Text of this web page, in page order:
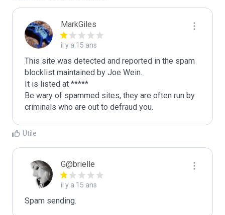
MarkGiles
il y a 15 ans
This site was detected and reported in the spam
blocklist maintained by Joe Wein.
It is listed at *****
Be wary of spammed sites, they are often run by
criminals who are out to defraud you.
Utile
G@brielle
il y a 15 ans
Spam sending.